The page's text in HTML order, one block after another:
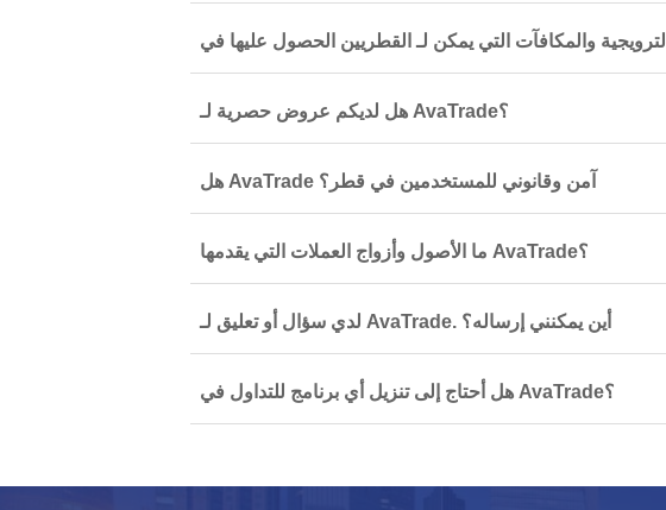
هل لديكم عروض حصرية لـ AvaTrade؟
هل AvaTrade آمن وقانوني للمستخدمين في قطر؟
ما الأصول وأزواج العملات التي يقدمها AvaTrade؟
لدي سؤال أو تعليق لـ AvaTrade. أين يمكنني إرساله؟
هل أحتاج إلى تنزيل أي برنامج للتداول في AvaTrade؟